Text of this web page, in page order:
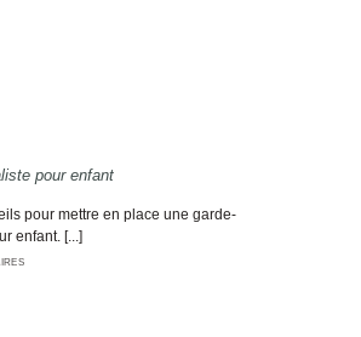
pour enfant
pour mettre en place une garde-
enfant. [...]